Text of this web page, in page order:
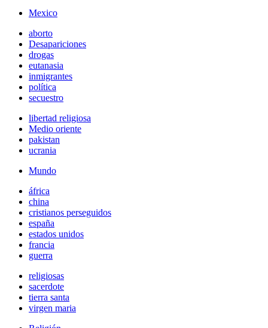
Mexico
aborto
Desapariciones
drogas
eutanasia
inmigrantes
política
secuestro
libertad religiosa
Medio oriente
pakistan
ucrania
Mundo
áfrica
china
cristianos perseguidos
españa
estados unidos
francia
guerra
religiosas
sacerdote
tierra santa
virgen maria